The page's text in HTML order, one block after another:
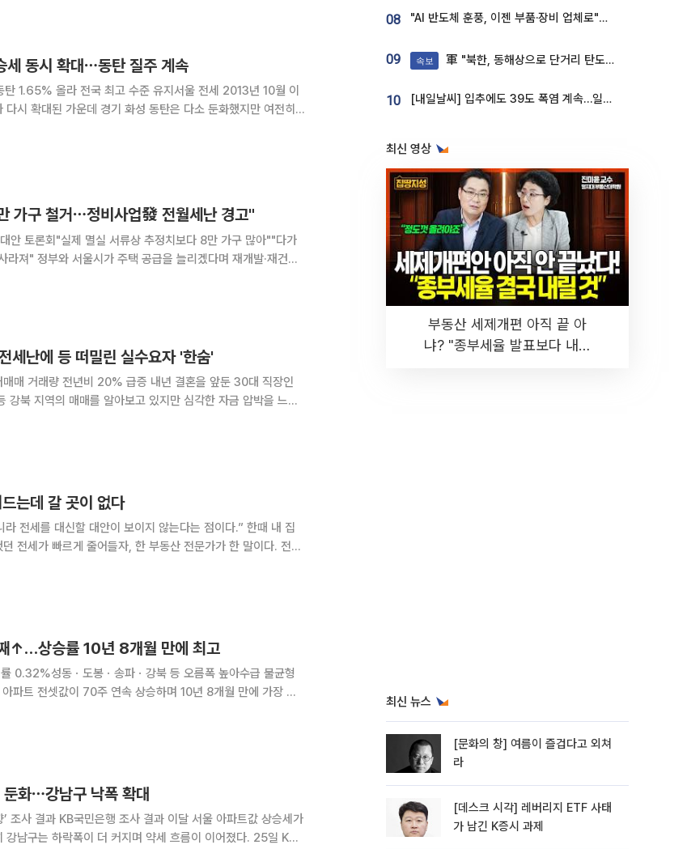
세 동시 확대⋯동탄 질주 계속
1.65% 올라 전국 최고 수준 유지서울 전세 2013년 10월 이
가구 철거⋯정비사업發 전월세난 경고"
안 토론회"실제 멸실 서류상 추정치보다 8만 가구 많아""다가
재개발·재건축
도보다 기존 주택을 부수는
세난에 등 떠밀린 실수요자 '한숨'
비 20% 급증 내년 결혼을 앞둔 30대 직장인
강북 지역의 매매를 알아보고 있지만 심각한 자금 압박을 느끼
"며 "막상 알아보니
는데 갈 곳이 없다
세를 대신할 대안이 보이지 않는다는 점이다.” 한때 내 집
전세가 빠르게 줄어들자, 한 부동산 전문가가 한 말이다. 전세
맡기는 데 부담을
↑…상승률 10년 8개월 만에 최고
0.32%성동ㆍ도봉ㆍ송파ㆍ강북 등 오름폭 높아수급 불균형
산원 6월 둘째주(8일 기준)
화⋯강남구 낙폭 확대
서울 아파트값 상승세가
구는 하락폭이 더 커지며 약세 흐름이 이어졌다. 25일 KB
08 "AI 반도체 훈풍, 이젠 부품·장비 업체로"⋯증권가 HBM 수혜주 조명
09 속보 軍 "북한, 동해상으로 단거리 탄도미사일 발사"
10 [내일날씨] 입추에도 39도 폭염 계속…일부 지역 소나기
최신 영상
부동산 세제개편 아직 끝 아
냐? "종부세율 발표보다 내릴
최신 뉴스
[문화의 창] 여름이 즐겁다고 외쳐
라
[데스크 시각] 레버리지 ETF 사태
가 남긴 K증시 과제